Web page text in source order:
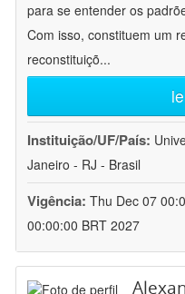
para se entender os
Com isso, constituem um
reconstituiçõ...
Instituição/UF/País:
Janeiro - RJ - Brasil
Vigência: Thu Dec 07
00:00:00 BRT 2027